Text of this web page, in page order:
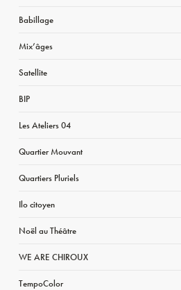
Babillage
Mix’âges
Satellite
BIP
Les Ateliers 04
Quartier Mouvant
Quartiers Pluriels
Ilo citoyen
Noël au Théâtre
WE ARE CHIROUX
TempoColor